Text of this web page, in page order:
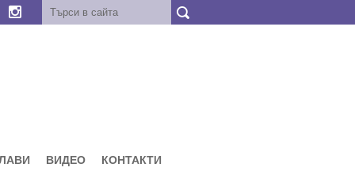
ВИДЕО КОНТАКТИ